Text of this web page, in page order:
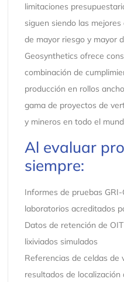
limitaciones
siguen siendo las
de mayor riesgo y mayor
Geosynthetics ofrece
combinación de
producción en rollos
gama de proyectos de
y mineros en todo el
Al evaluar
siempre:
Informes de pruebas
laboratorios acreditados
Datos de retención de
lixiviados simulados
Referencias de celdas de
resultados de